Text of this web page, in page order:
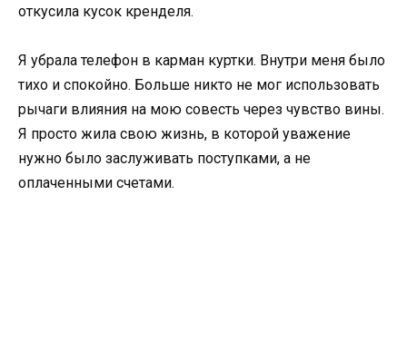
откусила кусок кренделя.
Я убрала телефон в карман куртки. Внутри меня было
тихо и спокойно. Больше никто не мог использовать
рычаги влияния на мою совесть через чувство вины.
Я просто жила свою жизнь, в которой уважение
нужно было заслуживать поступками, а не
оплаченными счетами.